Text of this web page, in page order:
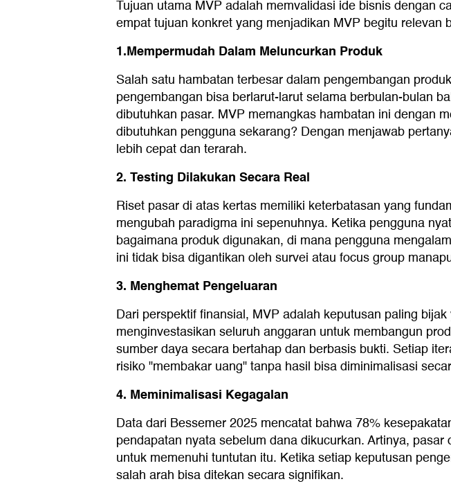
Tujuan utama MVP adalah memvalidasi ide bisnis dengan
empat tujuan konkret yang menjadikan MVP begitu relevan
1.Mempermudah Dalam Meluncurkan Produk
Salah satu hambatan terbesar dalam pengembangan
pengembangan bisa berlarut-larut selama berbulan-bulan
dibutuhkan pasar. MVP memangkas hambatan ini dengan
dibutuhkan pengguna sekarang? Dengan menjawab
lebih cepat dan terarah.
2. Testing Dilakukan Secara Real
Riset pasar di atas kertas memiliki keterbatasan yang
mengubah paradigma ini sepenuhnya. Ketika pengguna
bagaimana produk digunakan, di mana pengguna
ini tidak bisa digantikan oleh survei atau focus group
3. Menghemat Pengeluaran
Dari perspektif finansial, MVP adalah keputusan paling
menginvestasikan seluruh anggaran untuk membangun
sumber daya secara bertahap dan berbasis bukti. Setiap
risiko "membakar uang" tanpa hasil bisa diminimalisasi
4. Meminimalisasi Kegagalan
Data dari Bessemer 2025 mencatat bahwa 78%
pendapatan nyata sebelum dana dikucurkan. Artinya,
untuk memenuhi tuntutan itu. Ketika setiap keputusan
salah arah bisa ditekan secara signifikan.